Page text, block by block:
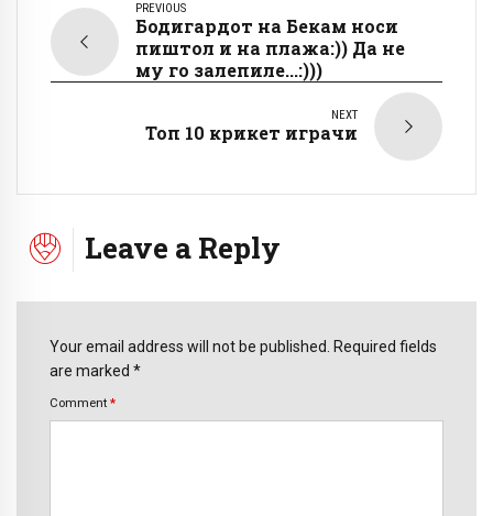
PREVIOUS
Бодигардот на Бекам носи
пиштол и на плажа:)) Да не
му го залепиле...:)))
NEXT
Топ 10 крикет играчи
Leave a Reply
Your email address will not be published. Required fields
are marked *
Comment *